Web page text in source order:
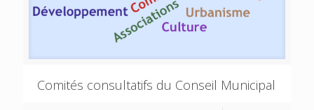
Comités consultatifs du Conseil Municipal